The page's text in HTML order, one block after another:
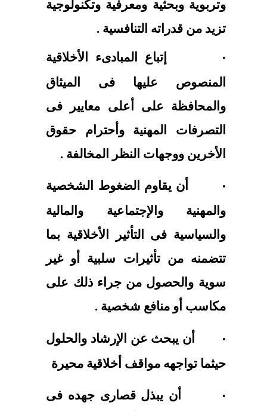
وتربوية وبحثية ومعرفية وتكنولوجية
تزيد من قدراته التنافسية .
·
إتباع المبادىء الأخلاقية
المنصوص عليها فى الميثاق
والمحافظة على أعلى معايير فى
التصرفات المهنية وأحترام حقوق
الأخرين ووجهات النظر المخالفة .
·
أن يقاوم الضغوط الشخصية
والمهنية والإجتماعية والمالية
والسياسية فى التأثير الأخلاقية بما
تتضمنه من تأثيرات سلبية أو غير
سوية والحصول من جراء ذلك على
مكاسب أو منافع شخصية .
·
أن يبحث عن الإرشاد والحلول
حيثما تواجهه مواقف أخلاقية محيرة
·
أن يبذل قصارى جهده فى